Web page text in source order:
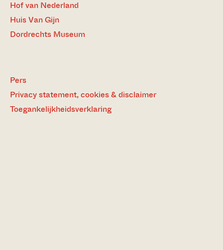
Hof van Nederland
Huis Van Gijn
Dordrechts Museum
Pers
Privacy statement, cookies & disclaimer
Toegankelijkheidsverklaring